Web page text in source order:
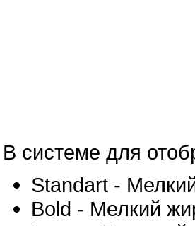
В системе для
Standart -
Bold - Мелкий